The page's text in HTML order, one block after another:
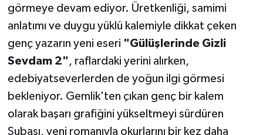
görmeye devam ediyor. Üretkenliği, samimi
anlatımı ve duygu yüklü kalemiyle dikkat çeken
genç yazarın yeni eseri "Gülüşlerinde Gizli
Sevdam 2", raflardaki yerini alırken,
edebiyatseverlerden de yoğun ilgi görmesi
bekleniyor. Gemlik'ten çıkan genç bir kalem
olarak başarı grafiğini yükseltmeyi sürdüren
Subaşı, yeni romanıyla okurlarını bir kez daha